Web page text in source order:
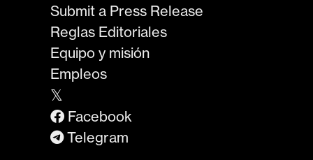
Submit a Press Release
Reglas Editoriales
Equipo y misión
Empleos
𝕏
Facebook
Telegram